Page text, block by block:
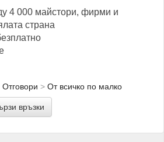
4 000 майстори, фирми и
страна
От всичко по малко
връзки